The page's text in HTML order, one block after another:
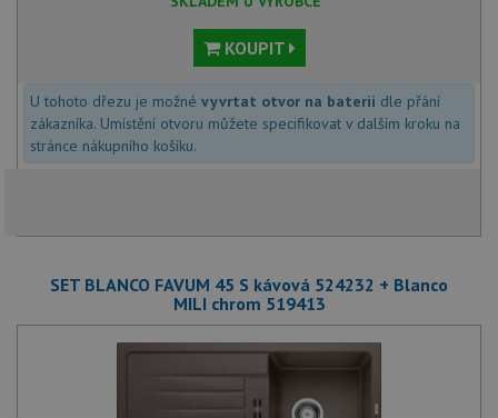
KOUPIT
U tohoto dřezu je možné vyvrtat otvor na baterii dle přání
zákazníka. Umístění otvoru můžete specifikovat v dalším kroku na
stránce nákupního košíku.
SET BLANCO FAVUM 45 S kávová 524232 + Blanco
MILI chrom 519413